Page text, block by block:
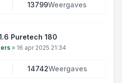
13799Weergaves
Puretech 180
» 16 apr 2025 21:34
14742Weergaves